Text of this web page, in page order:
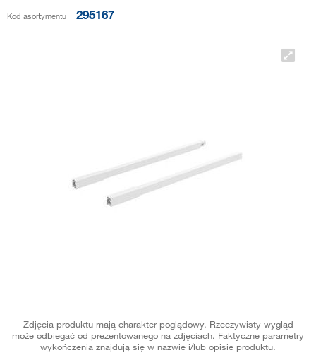
Kod asortymentu 295167
Zdjęcia produktu mają charakter poglądowy. Rzeczywisty wygląd
może odbiegać od prezentowanego na zdjęciach. Faktyczne parametry
wykończenia znajdują się w nazwie i/lub opisie produktu.